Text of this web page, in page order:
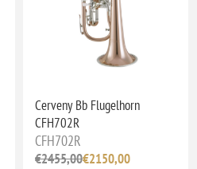
Cerveny Bb Flugelhorn
CFH702R
CFH702R
€2455,00€2150,00